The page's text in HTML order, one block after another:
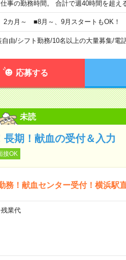
事の勤務時間。 合計で週40時間を超え
2カ月～ ■8月～、9月スタートもOK！
自由/シフト勤務/10名以上の大量募集/電
応募する
未読
長期！献血の受付＆入力
接OK
務！献血センター受付！横浜駅
業代